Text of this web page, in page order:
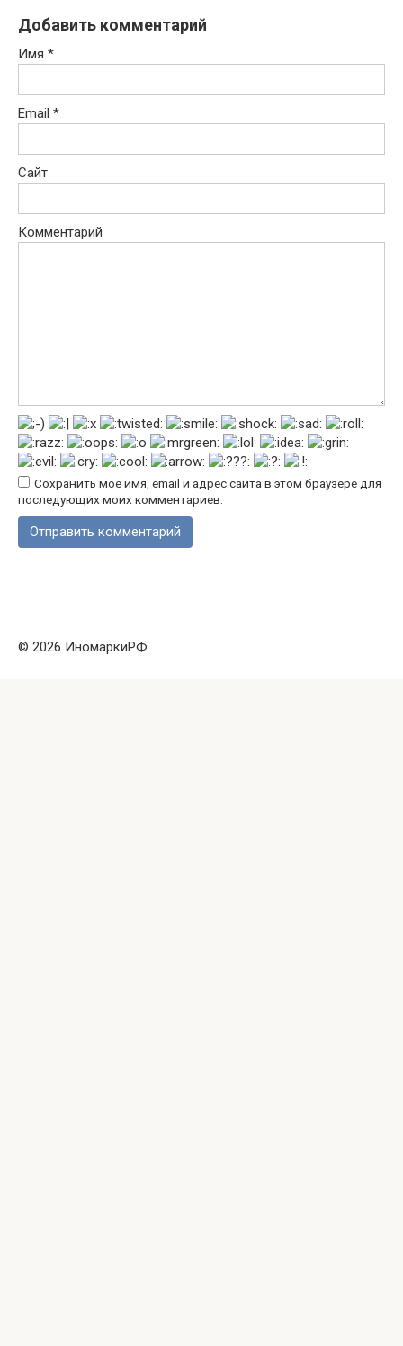
Добавить комментарий
Имя *
Email *
Сайт
Комментарий
Сохранить моё имя, email и адрес сайта в этом браузере для
последующих моих комментариев.
© 2026 ИномаркиРФ